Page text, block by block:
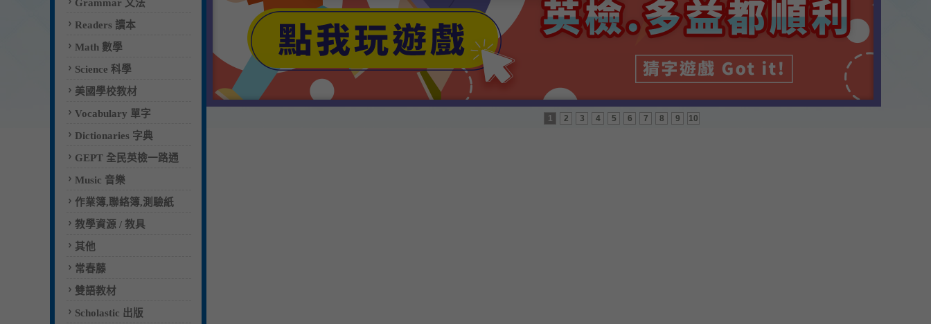
Grammar 文法
Readers 讀本
Math 數學
Science 科學
美國學校教材
Vocabulary 單字
Dictionaries 字典
GEPT 全民英檢一路通
Music 音樂
作業簿,聯絡簿,測驗紙
教學資源 / 教具
其他
常春藤
雙語教材
Scholastic 出版
1 2 3 4 5 6 7 8 9 10